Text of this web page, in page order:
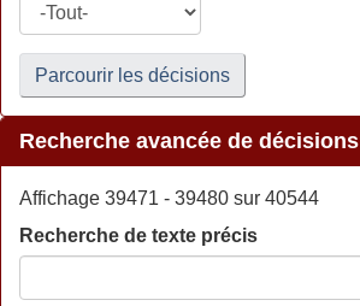
Parcourir les décisions
Recherche avancée de décisions
Affichage 39471 - 39480 sur 40544
Recherche de texte précis